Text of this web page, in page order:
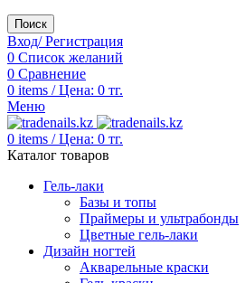
Поиск
Вход/ Регистрация
0 Список желаний
0 Сравнение
0 items / Цена: 0 тг.
Меню
0 items / Цена: 0 тг.
Каталог товаров
Гель-лаки
Базы и топы
Праймеры и ультрабонды
Цветные гель-лаки
Дизайн ногтей
Акварельные краски